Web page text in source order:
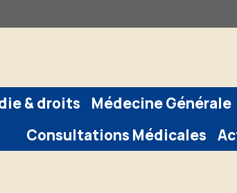
& droits Médecine Générale
Consultations Médicales